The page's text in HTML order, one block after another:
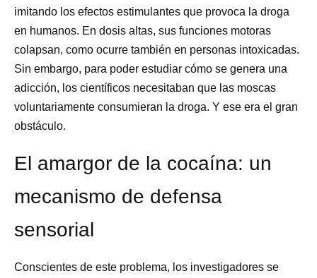
imitando los efectos estimulantes que provoca la droga
en humanos. En dosis altas, sus funciones motoras
colapsan, como ocurre también en personas intoxicadas.
Sin embargo, para poder estudiar cómo se genera una
adicción, los científicos necesitaban que las moscas
voluntariamente consumieran la droga. Y ese era el gran
obstáculo.
El amargor de la cocaína: un
mecanismo de defensa
sensorial
Conscientes de este problema, los investigadores se